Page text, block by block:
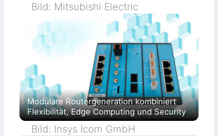
Bild: Mitsubishi Electric
Modulare Routergeneration kombiniert
Flexibilität, Edge Computing und Security
Bild: Insys Icom GmbH